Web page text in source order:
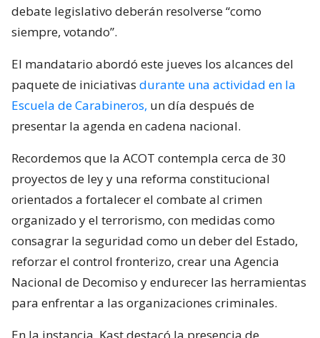
debate legislativo deberán resolverse “como
siempre, votando”.
El mandatario abordó este jueves los alcances del
paquete de iniciativas durante una actividad en la
Escuela de Carabineros, un día después de
presentar la agenda en cadena nacional.
Recordemos que la ACOT contempla cerca de 30
proyectos de ley y una reforma constitucional
orientados a fortalecer el combate al crimen
organizado y el terrorismo, con medidas como
consagrar la seguridad como un deber del Estado,
reforzar el control fronterizo, crear una Agencia
Nacional de Decomiso y endurecer las herramientas
para enfrentar a las organizaciones criminales.